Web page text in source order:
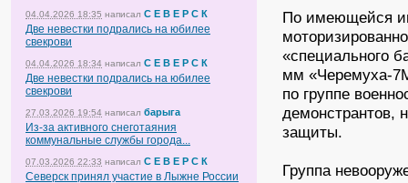
04.04.2026 18:35 написал С Е В Е Р С К
Две невестки подрались на юбилее
свекрови
04.04.2026 18:34 написал С Е В Е Р С К
Две невестки подрались на юбилее
свекрови
27.03.2026 19:54 написал барыга
Из-за активного снеготаяния
коммунальные службы города...
07.03.2026 22:33 написал С Е В Е Р С К
Северск принял участие в Лыжне России
По имеющейся
«специального
мм «Черемуха-
по группе
демонстрантов,
защиты.
Группа